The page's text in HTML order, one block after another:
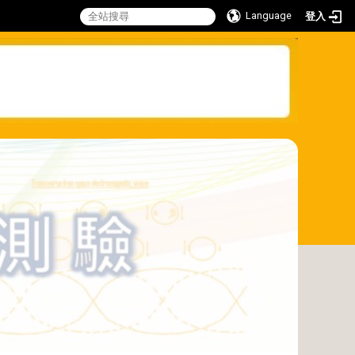
Language 登入